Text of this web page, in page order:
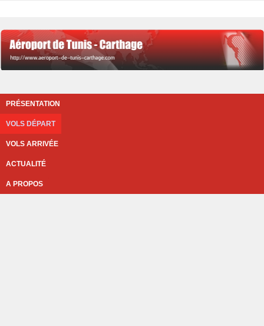
PRÉSENTATION
VOLS DÉPART
VOLS ARRIVÉE
ACTUALITÉ
A PROPOS